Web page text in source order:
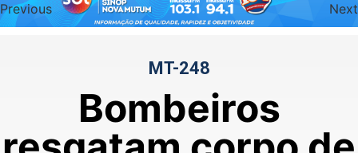
Previous Next
MT-248
Bombeiros